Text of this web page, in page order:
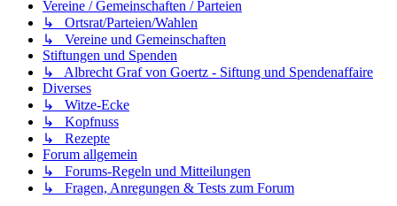
Vereine / Gemeinschaften / Parteien
↳ Ortsrat/Parteien/Wahlen
↳ Vereine und Gemeinschaften
Stiftungen und Spenden
↳ Albrecht Graf von Goertz - Siftung und Spendenaffaire
Diverses
↳ Witze-Ecke
↳ Kopfnuss
↳ Rezepte
Forum allgemein
↳ Forums-Regeln und Mitteilungen
↳ Fragen, Anregungen & Tests zum Forum